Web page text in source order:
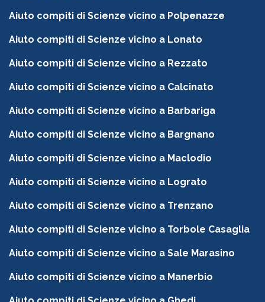
Aiuto compiti di Scienze vicino a Polpenazze
Aiuto compiti di Scienze vicino a Lonato
Aiuto compiti di Scienze vicino a Rezzato
Aiuto compiti di Scienze vicino a Calcinato
Aiuto compiti di Scienze vicino a Barbariga
Aiuto compiti di Scienze vicino a Bargnano
Aiuto compiti di Scienze vicino a Maclodio
Aiuto compiti di Scienze vicino a Lograto
Aiuto compiti di Scienze vicino a Trenzano
Aiuto compiti di Scienze vicino a Torbole Casaglia
Aiuto compiti di Scienze vicino a Sale Marasino
Aiuto compiti di Scienze vicino a Manerbio